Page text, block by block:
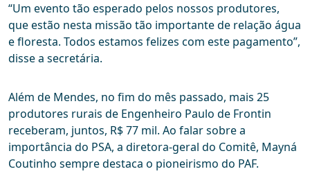
“Um evento tão esperado pelos nossos produtores,
que estão nesta missão tão importante de relação água
e floresta. Todos estamos felizes com este pagamento”,
disse a secretária.
Além de Mendes, no fim do mês passado, mais 25
produtores rurais de Engenheiro Paulo de Frontin
receberam, juntos, R$ 77 mil. Ao falar sobre a
importância do PSA, a diretora-geral do Comitê, Mayná
Coutinho sempre destaca o pioneirismo do PAF.